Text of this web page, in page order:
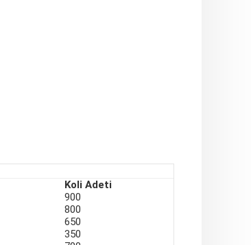
Koli Adeti
900
800
650
350
(Deliksiz kör boru)
1.0 mm’ye kadar